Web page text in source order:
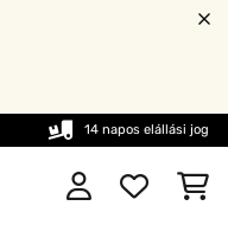
14 napos elállási jog